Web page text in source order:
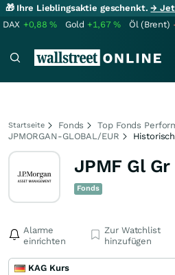
🎁 Ihre Lieblingsaktie geschenkt.→
DAX +0,88% Gold +1,67% Öl (Brent)
Startseite Fonds
Top Fonds
JPMORGAN-GLOBAL/EUR
JPMF Gl
Fonds
Alarme
einrichten
Zur Watchlist
hinzufügen
KAG Kurs